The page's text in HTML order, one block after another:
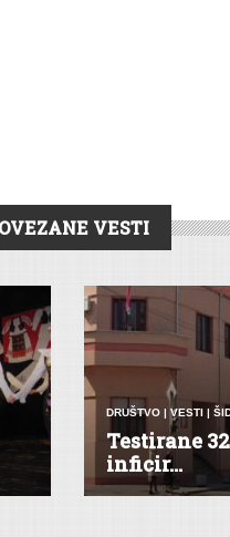
VESTI
DRUŠTVO | VESTI |
Testirane
inficir...